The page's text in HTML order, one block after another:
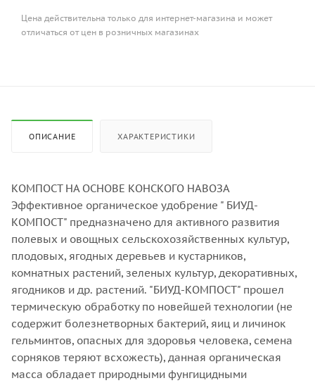
Цена действительна только для интернет-магазина и может
отличаться от цен в розничных магазинах
ОПИСАНИЕ ХАРАКТЕРИСТИКИ
КОМПОСТ НА ОСНОВЕ КОНСКОГО НАВОЗА
Эффективное органическое удобрение " БИУД-
КОМПОСТ" предназначено для активного развития
полевых и овощных сельскохозяйственных культур,
плодовых, ягодных деревьев и кустарников,
комнатных растений, зеленых культур, декоративных,
ягодников и др. растений. "БИУД-КОМПОСТ" прошел
термическую обработку по новейшей технологии (не
содержит болезнетворных бактерий, яиц и личинок
гельминтов, опасных для здоровья человека, семена
сорняков теряют всхожесть), данная органическая
масса обладает природными фунгицидными